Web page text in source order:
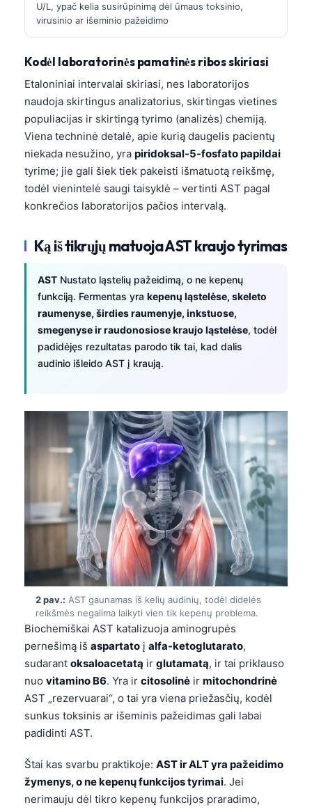
U/L, ypač kelia susirūpinimą dėl ūmaus toksinio,
virusinio ar išeminio pažeidimo
Kodėl laboratorinės pamatinės ribos skiriasi
Etaloniniai intervalai skiriasi, nes laboratorijos
naudoja skirtingus analizatorius, skirtingas vietines
populiacijas ir skirtingą tyrimo (analizės) chemiją.
Viena techninė detalė, apie kurią daugelis pacientų
niekada nesužino, yra piridoksal-5-fosfato papildai
tyrime; jie gali šiek tiek pakeisti išmatuotą reikšmę,
todėl vienintelė saugi taisyklė – vertinti AST pagal
konkrečios laboratorijos pačios intervalą.
Ką iš tikrųjų matuoja AST kraujo tyrimas
AST Nustato ląstelių pažeidimą, o ne kepenų
funkciją. Fermentas yra kepenų ląstelėse, skeleto
raumenyse, širdies raumenyje, inkstuose,
smegenyse ir raudonosiose kraujo ląstelėse, todėl
padidėjęs rezultatas parodo tik tai, kad dalis
audinio išleido AST į kraują.
2 pav.: AST gaunamas iš kelių audinių, todėl didelės
reikšmės negalima laikyti vien tik kepenų problema.
Biochemiškai AST katalizuoja aminogrupės
pernešimą iš aspartato į alfa-ketoglutarato,
sudarant oksaloacetatą ir glutamatą, ir tai priklauso
nuo vitamino B6. Yra ir citosolinė ir mitochondrinė
AST „rezervuarai“, o tai yra viena priežasčių, kodėl
sunkus toksinis ar išeminis pažeidimas gali labai
padidinti AST.
Štai kas svarbu praktikoje: AST ir ALT yra pažeidimo
žymenys, o ne kepenų funkcijos tyrimai. Jei
nerimauju dėl tikro kepenų funkcijos praradimo,